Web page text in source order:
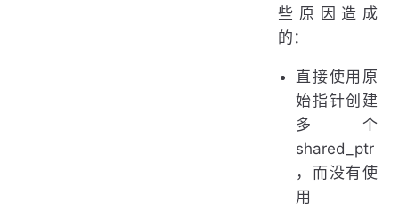
些原因造成
的：
直接使用原
始指针创建
多个
shared_ptr
，而没有使
用